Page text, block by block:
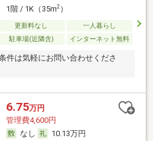
1階 / 1K（35m2）
更新料なし
一人暮らし
駐車場(近隣含) インターネット無料
件は気軽にお問い合わせくださ
6.75万円
管理費4,600円
なし
10.13万円